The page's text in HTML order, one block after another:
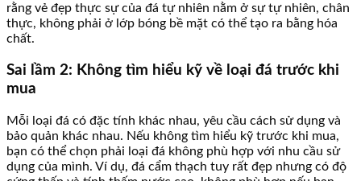
rằng vẻ đẹp thực sự của đá tự nhiên nằm ở sự tự nhiên, chân
thực, không phải ở lớp bóng bề mặt có thể tạo ra bằng hóa
chất.
Sai lầm 2: Không tìm hiểu kỹ về loại đá trước khi
mua
Mỗi loại đá có đặc tính khác nhau, yêu cầu cách sử dụng và
bảo quản khác nhau. Nếu không tìm hiểu kỹ trước khi mua,
bạn có thể chọn phải loại đá không phù hợp với nhu cầu sử
dụng của mình. Ví dụ, đá cẩm thạch tuy rất đẹp nhưng có độ